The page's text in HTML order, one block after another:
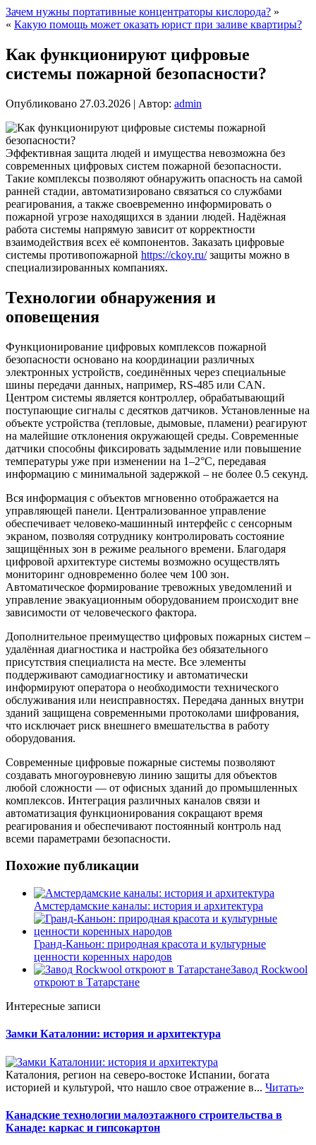
Зачем нужны портативные концентраторы кислорода? »
« Какую помощь может оказать юрист при заливе квартиры?
Как функционируют цифровые
системы пожарной безопасности?
Опубликовано 27.03.2026 | Автор: admin
Эффективная защита людей и имущества невозможна без
современных цифровых систем пожарной безопасности.
Такие комплексы позволяют обнаружить опасность на самой
ранней стадии, автоматизировано связаться со службами
реагирования, а также своевременно информировать о
пожарной угрозе находящихся в здании людей. Надёжная
работа системы напрямую зависит от корректности
взаимодействия всех её компонентов. Заказать цифровые
системы противопожарной https://ckoy.ru/защиты можно в
специализированных компаниях.
Технологии обнаружения и
оповещения
Функционирование цифровых комплексов пожарной
безопасности основано на координации различных
электронных устройств, соединённых через специальные
шины передачи данных, например, RS-485 или CAN.
Центром системы является контроллер, обрабатывающий
поступающие сигналы с десятков датчиков. Установленные на
объекте устройства (тепловые, дымовые, пламени) реагируют
на малейшие отклонения окружающей среды. Современные
датчики способны фиксировать задымление или повышение
температуры уже при изменении на 1–2°C, передавая
информацию с минимальной задержкой – не более 0.5 секунд.
Вся информация с объектов мгновенно отображается на
управляющей панели. Централизованное управление
обеспечивает человеко-машинный интерфейс с сенсорным
экраном, позволяя сотруднику контролировать состояние
защищённых зон в режиме реального времени. Благодаря
цифровой архитектуре системы возможно осуществлять
мониторинг одновременно более чем 100 зон.
Автоматическое формирование тревожных уведомлений и
управление эвакуационным оборудованием происходит вне
зависимости от человеческого фактора.
Дополнительное преимущество цифровых пожарных систем –
удалённая диагностика и настройка без обязательного
присутствия специалиста на месте. Все элементы
поддерживают самодиагностику и автоматически
информируют оператора о необходимости технического
обслуживания или неисправностях. Передача данных внутри
зданий защищена современными протоколами шифрования,
что исключает риск внешнего вмешательства в работу
оборудования.
Современные цифровые пожарные системы позволяют
создавать многоуровневую линию защиты для объектов
любой сложности — от офисных зданий до промышленных
комплексов. Интеграция различных каналов связи и
автоматизация функционирования сокращают время
реагирования и обеспечивают постоянный контроль над
всеми параметрами безопасности.
Похожие публикации
Амстердамские каналы: история и архитектура
Гранд-Каньон: природная красота и культурные
ценности коренных народов
Завод Rockwool
откроют в Татарстане
Интересные записи
Замки Каталонии: история и архитектура
Каталония, регион на северо-востоке Испании, богата
историей и культурой, что нашло свое отражение в... Читать»
Канадские технологии малоэтажного строительства в
Канаде: каркас и гипсокартон